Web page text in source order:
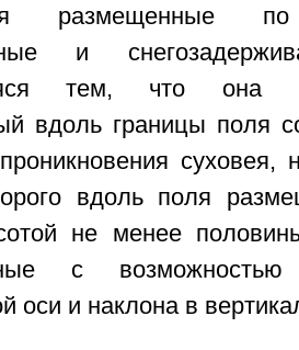
размещенные
и
тем, что она
вдоль границы поля
суховея,
вдоль поля
не менее
с
оси и наклона в